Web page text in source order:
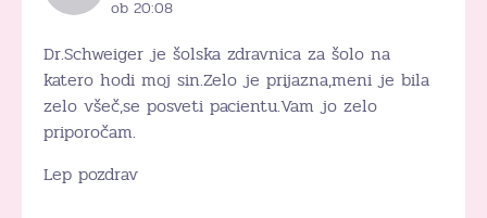
ob 20:08
Dr.Schweiger je šolska zdravnica za šolo na
katero hodi moj sin.Zelo je prijazna,meni je bila
zelo všeč,se posveti pacientu.Vam jo zelo
priporočam.
Lep pozdrav